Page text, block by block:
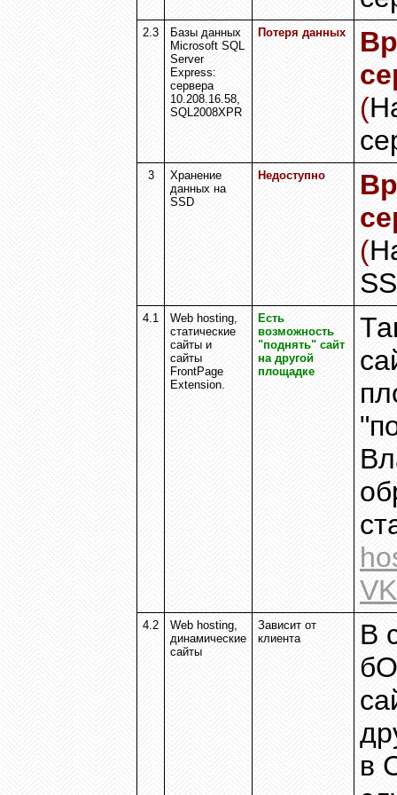
2.3
Базы данных
Microsoft SQL
Server
Express:
сервера
10.208.16.58,
SQL2008XPR
Потеря данных
(
3
Хранение
данных на
SSD
Недоступно
(
4.1
Web hosting,
статические
сайты и
сайты
FrontPage
Extension
Есть
возможность
"поднять" сайт
на другой
площадке
VK
4.2
Web hosting,
динамические
сайты
Зависит от
клиента
В
в